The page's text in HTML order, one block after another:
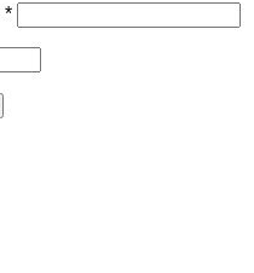
*Bắt
buộc